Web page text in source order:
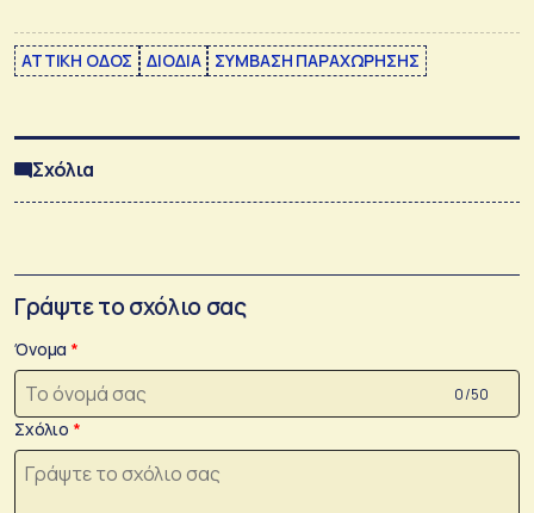
ΑΤΤΙΚΗ ΟΔΟΣ ΔΙΟΔΙΑ ΣΥΜΒΑΣΗ ΠΑΡΑΧΩΡΗΣΗΣ
Σχόλια
Γράψτε το σχόλιο σας
Όνομα
0 /50
Σχόλιο